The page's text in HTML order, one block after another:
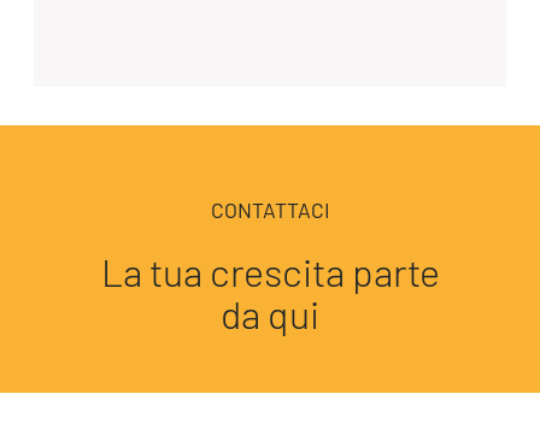
CONTATTACI
La tua crescita parte
da qui